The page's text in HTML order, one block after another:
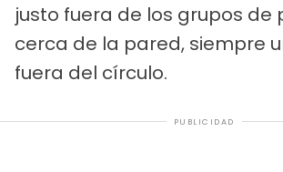
justo fuera de los grupos de
cerca de la pared, siempre
fuera del círculo.
PUBLICIDAD